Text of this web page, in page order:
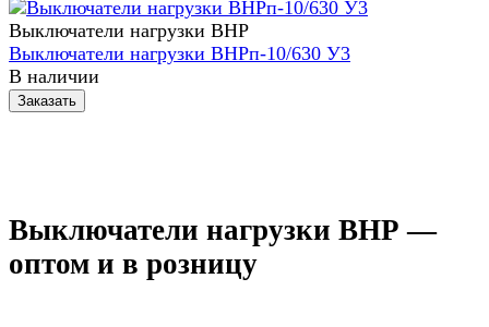
Выключатели нагрузки ВНР
Выключатели нагрузки ВНРп-10/630 У3
В наличии
Заказать
Выключатели нагрузки ВНР —
оптом и в розницу